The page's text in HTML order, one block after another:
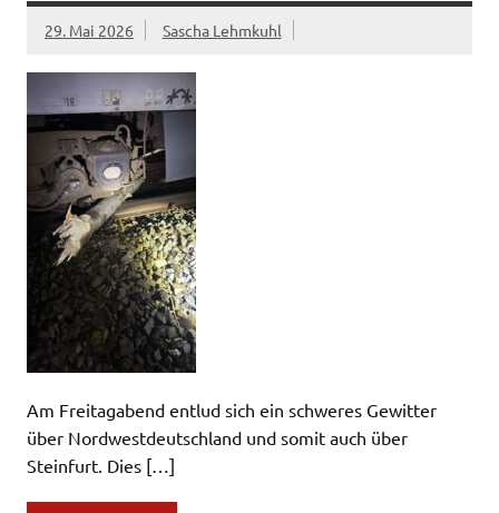
29. Mai 2026 Sascha Lehmkuhl
Am Freitagabend entlud sich ein schweres Gewitter
über Nordwestdeutschland und somit auch über
Steinfurt. Dies […]